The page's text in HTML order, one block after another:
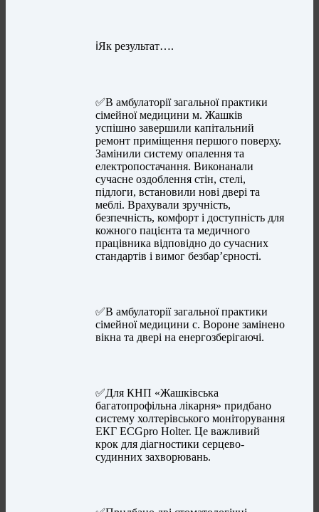
ℹ️Як результат….
✅В амбулаторії загальної практики
сімейної медицини м. Жашків
успішно завершили капітальний
ремонт приміщення першого поверху.
Замінили систему опалення та
електропостачання. Виконанали
сучасне оздоблення стін, стелі,
підлоги, встановили нові двері та
меблі. Врахували зручність,
безпечність, комфорт і доступність для
кожного пацієнта та медичного
працівника відповідно до сучасних
стандартів і вимог безбар’єрності.
✅В амбулаторії загальної практики
сімейної медицини с. Вороне замінено
вікна та двері на енергозберігаючі.
✅Для КНП «Жашківська
багатопрофільна лікарня» придбано
систему холтерівського моніторування
ЕКГ ECGpro Holter. Це важливий
крок для діагностики серцево-
судинних захворювань.